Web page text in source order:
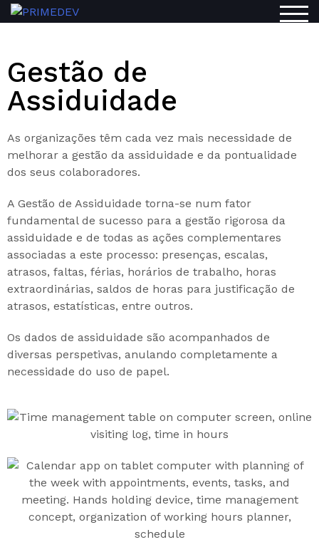
Gestão de
Assiduidade
As organizações têm cada vez mais necessidade de
melhorar a gestão da assiduidade e da pontualidade
dos seus colaboradores.
A Gestão de Assiduidade torna-se num fator
fundamental de sucesso para a gestão rigorosa da
assiduidade e de todas as ações complementares
associadas a este processo: presenças, escalas,
atrasos, faltas, férias, horários de trabalho, horas
extraordinárias, saldos de horas para justificação de
atrasos, estatísticas, entre outros.
Os dados de assiduidade são acompanhados de
diversas perspetivas, anulando completamente a
necessidade do uso de papel.